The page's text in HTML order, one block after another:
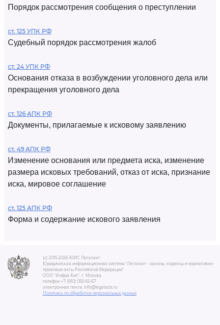
Порядок рассмотрения сообщения о преступлении
ст. 125 УПК РФ
Судебный порядок рассмотрения жалоб
ст. 24 УПК РФ
Основания отказа в возбуждении уголовного дела или
прекращения уголовного дела
ст. 126 АПК РФ
Документы, прилагаемые к исковому заявлению
ст. 49 АПК РФ
Изменение основания или предмета иска, изменение
размера исковых требований, отказ от иска, признание
иска, мировое соглашение
ст. 125 АПК РФ
Форма и содержание искового заявления
(c) 2015-2026 ЮИС Легалакт
Юридическая информационная система "Легалакт - законы, кодексы и нормативно-
правовые акты Российской Федерации"
ООО "Инфра-Бит", г. Москва.
телефон +7 (910) 050-65-67
электронная почта: info@legalacts.ru
Политика по обработке персональных данных